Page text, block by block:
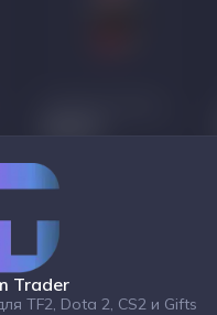
Trader
TF2, Dota 2, CS2 и Gifts